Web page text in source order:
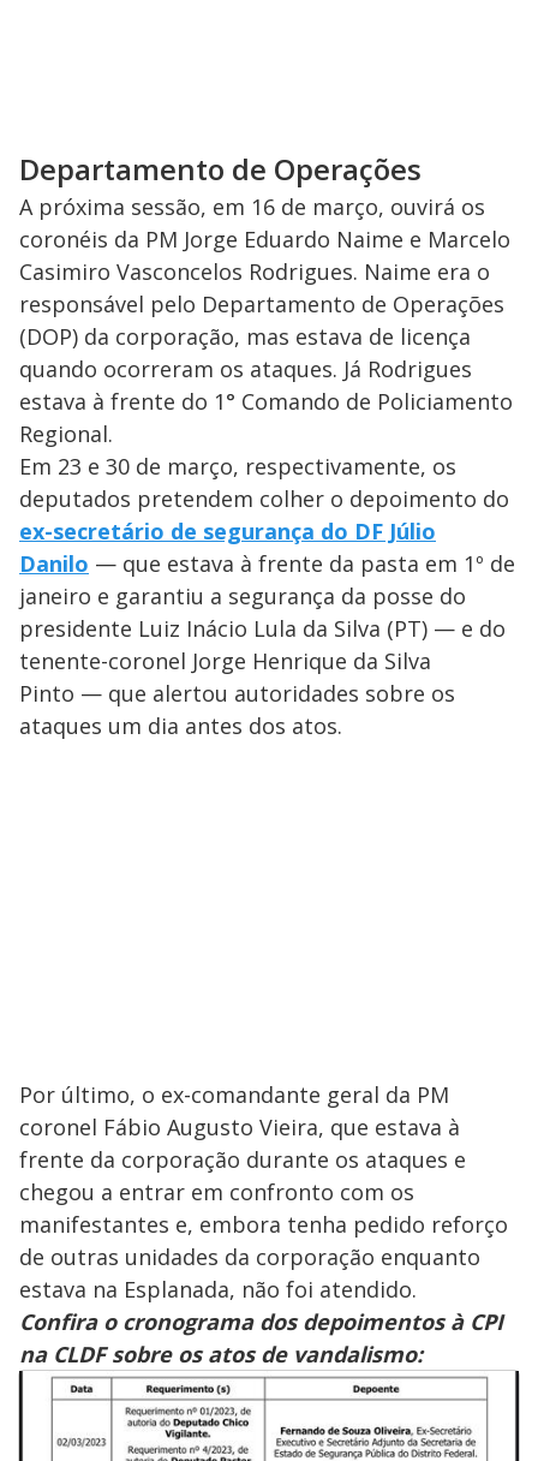
Departamento de Operações
A próxima sessão, em 16 de março, ouvirá os
coronéis da PM Jorge Eduardo Naime e Marcelo
Casimiro Vasconcelos Rodrigues. Naime era o
responsável pelo Departamento de Operações
(DOP) da corporação, mas estava de licença
quando ocorreram os ataques. Já Rodrigues
estava à frente do 1° Comando de Policiamento
Regional.
Em 23 e 30 de março, respectivamente, os
deputados pretendem colher o depoimento do
ex-secretário de segurança do DF Júlio
Danilo — que estava à frente da pasta em 1º de
janeiro e garantiu a segurança da posse do
presidente Luiz Inácio Lula da Silva (PT) — e do
tenente-coronel Jorge Henrique da Silva
Pinto — que alertou autoridades sobre os
ataques um dia antes dos atos.
Por último, o ex-comandante geral da PM
coronel Fábio Augusto Vieira, que estava à
frente da corporação durante os ataques e
chegou a entrar em confronto com os
manifestantes e, embora tenha pedido reforço
de outras unidades da corporação enquanto
estava na Esplanada, não foi atendido.
Confira o cronograma dos depoimentos à CPI
na CLDF sobre os atos de vandalismo: